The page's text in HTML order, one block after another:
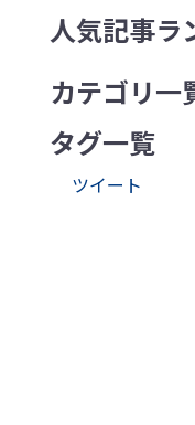
人気記事ラ
カテゴリ一
タグ一覧
ツイート